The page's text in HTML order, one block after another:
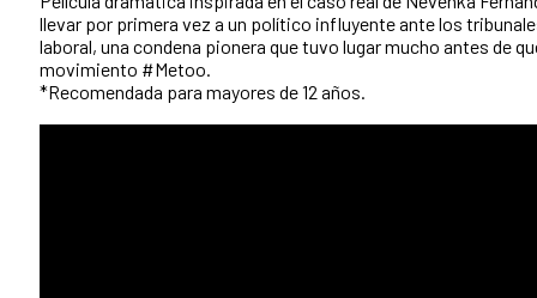
llevar por primera vez a un político influyente ante los
laboral, una condena pionera que tuvo lugar mucho antes de
movimiento #Metoo.
*Recomendada para mayores de 12 años.